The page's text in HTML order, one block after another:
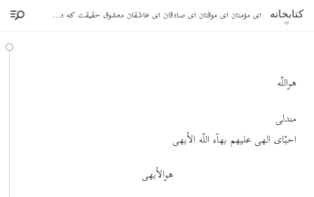
کتابخانه ای مؤمنان ای موقنان ای صادقان ای عاشقان معشوق حقیقت که دهرها در پس پردۀ غیرت نهان بود
هواللّه
مندلی
احبّای الهی علیهم بهآء اللّه الأبهی
هوالأبهی